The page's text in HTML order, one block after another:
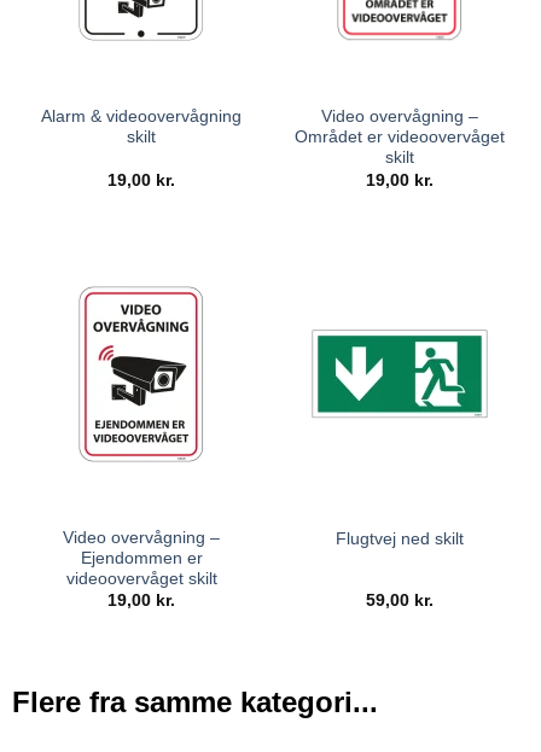
Alarm & videoovervågning
skilt
19,00 kr.
Video overvågning –
Området er videoovervåget
skilt
19,00 kr.
Video overvågning –
Ejendommen er
videoovervåget skilt
19,00 kr.
Flugtvej ned skilt
59,00 kr.
Flere fra samme kategori...